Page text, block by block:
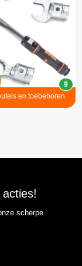
en toebehoren
9
scherpe